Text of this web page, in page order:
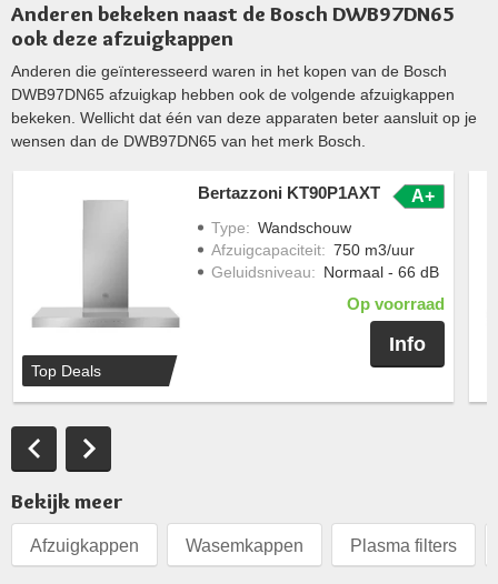
Anderen bekeken naast de Bosch DWB97DN65
ook deze afzuigkappen
Anderen die geïnteresseerd waren in het kopen van de Bosch
DWB97DN65 afzuigkap hebben ook de volgende afzuigkappen
bekeken. Wellicht dat één van deze apparaten beter aansluit op je
wensen dan de DWB97DN65 van het merk Bosch.
Top Deals
Bertazzoni KT90P1AXT A+
Type: Wandschouw
Afzuigcapaciteit: 750 m3/uur
Geluidsniveau: Normaal - 66 dB
Op voorraad
Info
Bekijk meer
Afzuigkappen Wasemkappen Plasma filters